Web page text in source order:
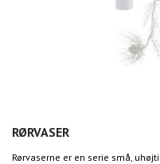
RØRVASER
Rørvaserne er en serie små,